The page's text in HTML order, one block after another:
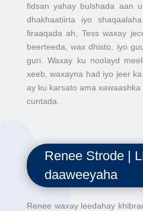
fidsan yahay bulshada aan
dhakhaatiirta iyo
firaaqada ah, Tess waxay
beerteeda, wax dhisto, iyo
guri. Waxay ku noolayd
xeeb, waxayna had iyo jeer
ay ku karsato ama
cuntada.
Renee Strode |
daaweeyaha
Renee waxay leedahay